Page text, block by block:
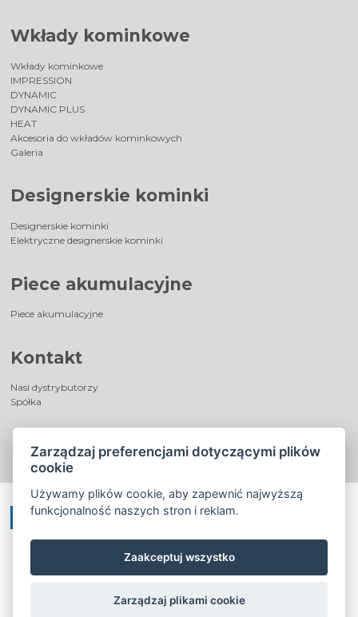
Wkłady kominkowe
Wkłady kominkowe
IMPRESSION
DYNAMIC
DYNAMIC PLUS
HEAT
Akcesoria do wkładów kominkowych
Galeria
Designerskie kominki
Designerskie kominki
Elektryczne designerskie kominki
Piece akumulacyjne
Piece akumulacyjne
Kontakt
Nasi dystrybutorzy
Spółka
Zarządzaj preferencjami dotyczącymi plików
cookie
Używamy plików cookie, aby zapewnić najwyższą
funkcjonalność naszych stron i reklam.
Zaakceptuj wszystko
Zarządzaj plikami cookie